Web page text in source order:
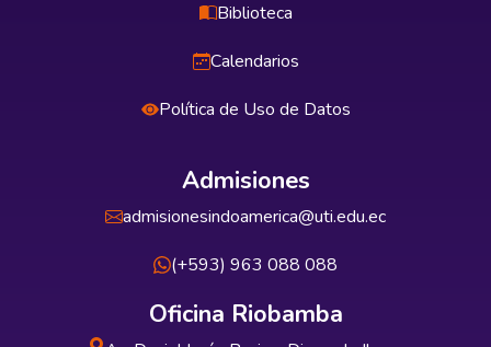
Biblioteca
Calendarios
Política de Uso de Datos
Admisiones
admisionesindoamerica@uti.edu.ec
(+593) 963 088 088
Oficina Riobamba